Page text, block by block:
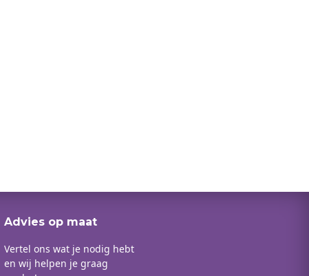
Advies op maat
Vertel ons wat je nodig hebt
en wij helpen je graag